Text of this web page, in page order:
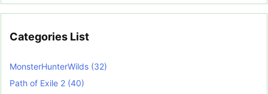
Categories List
MonsterHunterWilds (32)
Path of Exile 2 (40)